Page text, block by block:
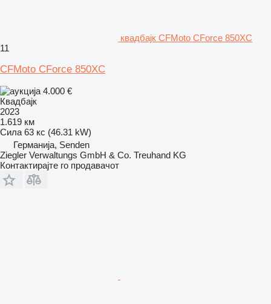
квадбајк CFMoto CForce 850XC
11
CFMoto CForce 850XC
4.000 €
Квадбајк
2023
1.619 км
Сила 63 кс (46.31 kW)
Германија, Senden
Ziegler Verwaltungs GmbH & Co. Treuhand KG
Контактирајте го продавачот